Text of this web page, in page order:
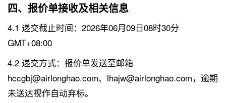
四、报价单接收及相关信息
4.1 递交截止时间：2026年06月09日08时30分
GMT+08:00
4.2 递交方式：报价单发送至邮箱
hccgbj@airlonghao.com、lhajw@airlonghao.com，逾期
未送达视作自动弃标。